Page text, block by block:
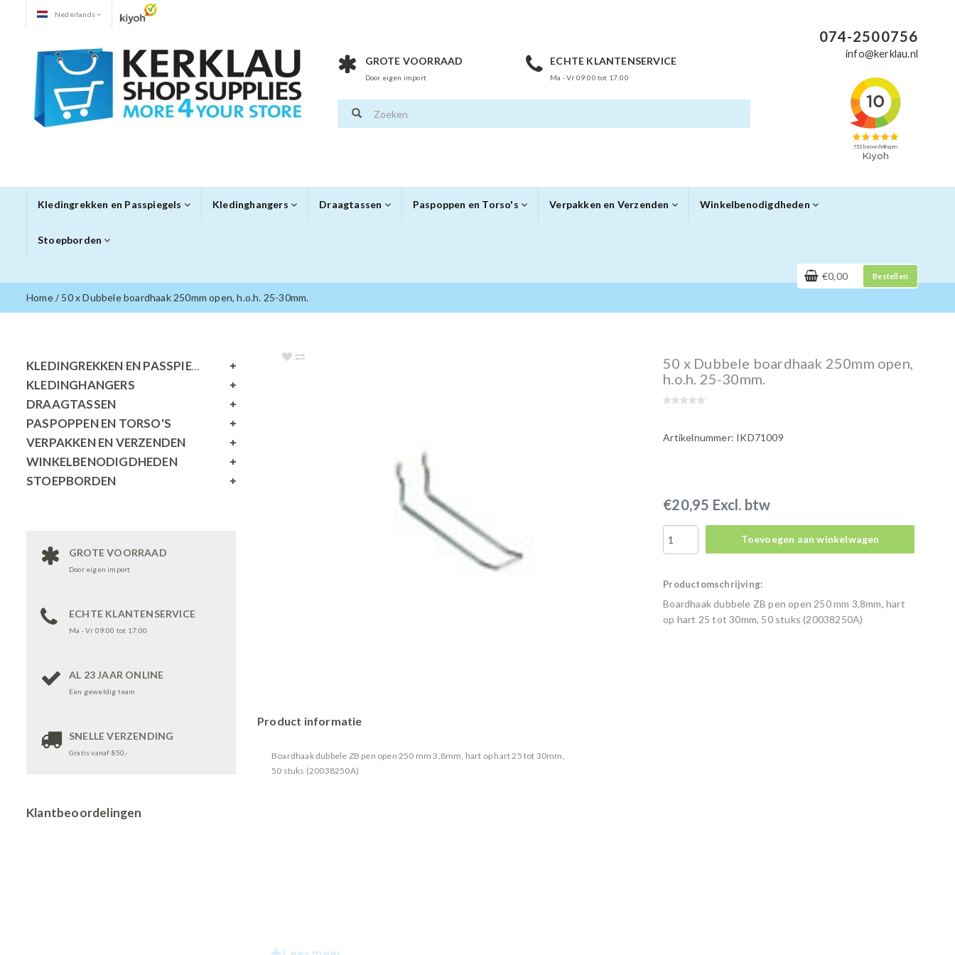
Nederlands
GROTE VOORRAAD
Door eigen import
ECHTE KLANTENSERVICE
Ma - Vr 09:00 tot 17:00
074-2500756
info@kerklau.nl
Kledingrekken en Passpiegels Kledinghangers Draagtassen Paspoppen en Torso's Verpakken en Verzenden Winkelbenodigdheden
Stoepborden
€0,00 Bestellen
Home/50 x Dubbele boardhaak 250mm open, h.o.h. 25-30mm.
KLEDINGREKKEN EN PASSPIEGELS
KLEDINGHANGERS
DRAAGTASSEN
PASPOPPEN EN TORSO'S
VERPAKKEN EN VERZENDEN
WINKELBENODIGDHEDEN
STOEPBORDEN
GROTE VOORRAAD
Door eigen import
ECHTE KLANTENSERVICE
Ma - Vr 09:00 tot 17:00
AL 23 JAAR ONLINE
Een geweldig team
SNELLE VERZENDING
Gratis vanaf 850,-
Klantbeoordelingen
50 x Dubbele boardhaak 250mm open,
h.o.h. 25-30mm.
Artikelnummer: IKD71009
€20,95 Excl. btw
Toevoegen aan winkelwagen
Productomschrijving:
Boardhaak dubbele ZB pen open 250 mm 3,8mm, hart
op hart 25 tot 30mm, 50 stuks (20038250A)
Product informatie
Boardhaak dubbele ZB pen open 250 mm 3,8mm, hart op hart 25 tot 30mm,
50 stuks (20038250A)